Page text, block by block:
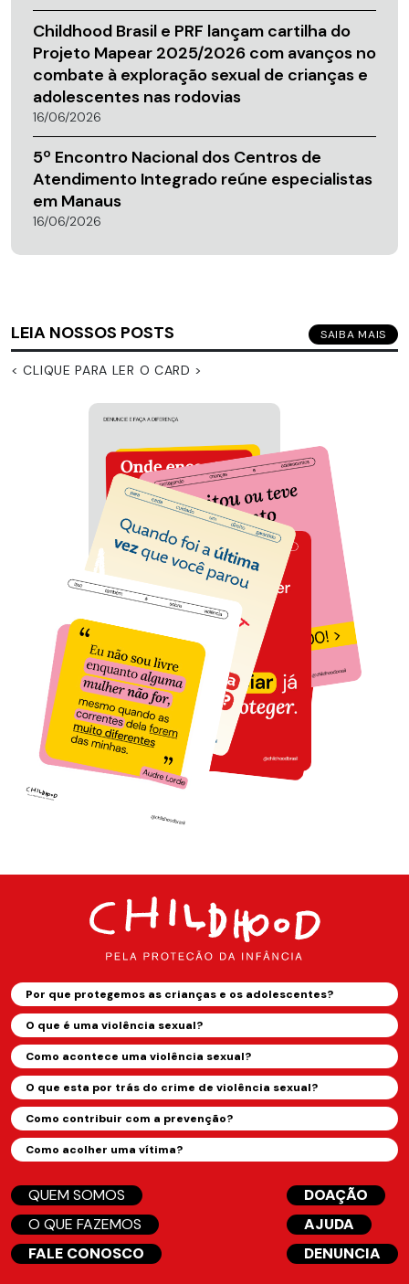
Childhood Brasil e PRF lançam cartilha do
Projeto Mapear 2025/2026 com avanços no
combate à exploração sexual de crianças e
adolescentes nas rodovias
16/06/2026
5º Encontro Nacional dos Centros de
Atendimento Integrado reúne especialistas
em Manaus
16/06/2026
LEIA NOSSOS POSTS SAIBA MAIS
< CLIQUE PARA LER O CARD >
Por que protegemos as crianças e os adolescentes?
O que é uma violência sexual?
Como acontece uma violência sexual?
O que esta por trás do crime de violência sexual?
Como contribuir com a prevenção?
Como acolher uma vítima?
QUEM SOMOS
O QUE FAZEMOS
FALE CONOSCO
DOAÇÃO
AJUDA
DENUNCIA